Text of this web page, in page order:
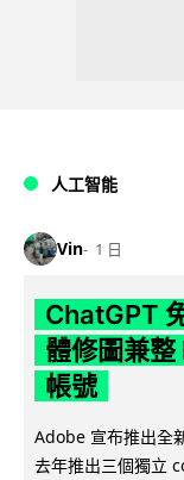
人工智能
Vin 1 日
ChatGPT
體修圖兼整
帳號
Adobe 宣布推出全
去年推出三個獨立